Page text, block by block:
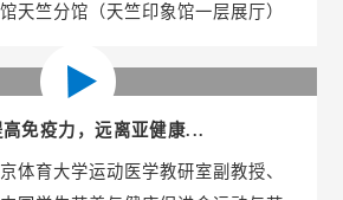
天竺分馆（天竺印象馆一层展厅）
免疫力，远离亚健康...
体育大学运动医学教研室副教授、